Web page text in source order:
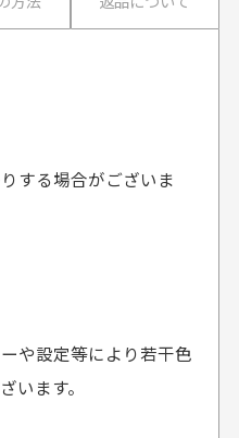
来ました。またお願いし
ます。
クでの配送のみとさせて
で発送してもらえます
する場合がございま
や設定等により若干色
います。